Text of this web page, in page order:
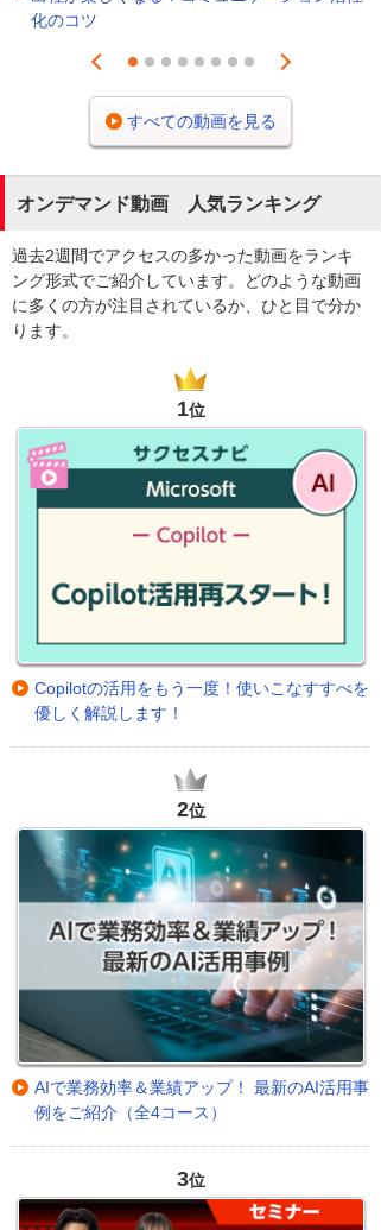
化のコツ
Prev
1 2 3 4 5 6 7 8
Next
すべての動画を見る
オンデマンド動画 人気ランキング
過去2週間でアクセスの多かった動画をランキ
ング形式でご紹介しています。どのような動画
に多くの方が注目されているか、ひと目で分か
ります。
1位
Copilotの活用をもう一度！使いこなすすべを
優しく解説します！
2位
AIで業務効率＆業績アップ！ 最新のAI活用事
例をご紹介（全4コース）
3位